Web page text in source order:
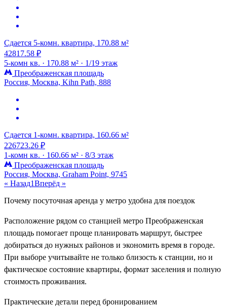
Сдается 5-комн. квартира, 170.88 м²
42817.58 ₽
5-комн кв. · 170.88 м² · 1/19 этаж
Преображенская площадь
Россия, Москва, Kihn Path, 888
Сдается 1-комн. квартира, 160.66 м²
226723.26 ₽
1-комн кв. · 160.66 м² · 8/3 этаж
Преображенская площадь
Россия, Москва, Graham Point, 9745
« Назад1Вперёд »
Почему посуточная аренда у метро удобна для поездок
Расположение рядом со станцией метро Преображенская
площадь помогает проще планировать маршрут, быстрее
добираться до нужных районов и экономить время в городе.
При выборе учитывайте не только близость к станции, но и
фактическое состояние квартиры, формат заселения и полную
стоимость проживания.
Практические детали перед бронированием